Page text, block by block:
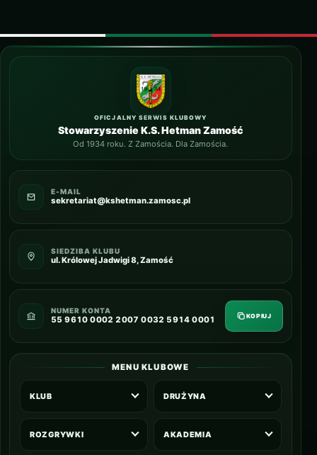
OFICJALNY SERWIS KLUBOWY
Stowarzyszenie K.S. Hetman Zamość
Od 1934 roku. Z Zamościa. Dla Zamościa.
E-MAIL
sekretariat@kshetman.zamosc.pl
SIEDZIBA KLUBU
ul. Królowej Jadwigi 8, Zamość
NUMER KONTA
55 9610 0002 2007 0032 5914 0001 KOPIUJ
MENU KLUBOWE
KLUB DRUŻYNA
ROZGRYWKI AKADEMIA